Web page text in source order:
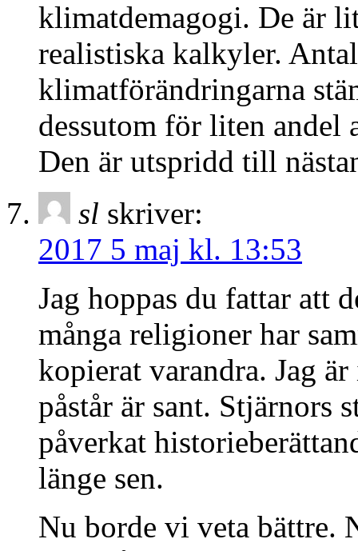
klimatdemagogi. De är
realistiska kalkyler.
klimatförändringarna
dessutom för liten andel
Den är utspridd till
sl skriver:
2017 5 maj kl. 13:53
Jag hoppas du fattar att
många religioner har
kopierat varandra. Jag
påstår är sant. Stjärnors
påverkat
länge sen.
Nu borde vi veta bättre.